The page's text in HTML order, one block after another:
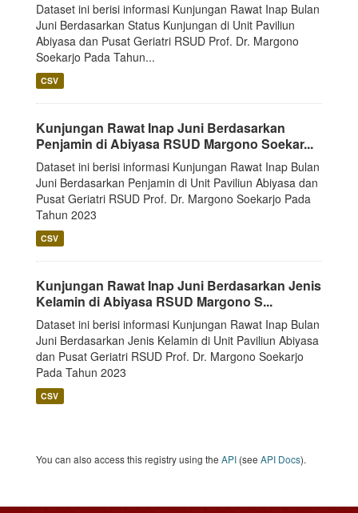
Dataset ini berisi informasi Kunjungan Rawat Inap Bulan
Juni Berdasarkan Status Kunjungan di Unit Paviliun
Abiyasa dan Pusat Geriatri RSUD Prof. Dr. Margono
Soekarjo Pada Tahun...
CSV
Kunjungan Rawat Inap Juni Berdasarkan
Penjamin di Abiyasa RSUD Margono Soekar...
Dataset ini berisi informasi Kunjungan Rawat Inap Bulan
Juni Berdasarkan Penjamin di Unit Paviliun Abiyasa dan
Pusat Geriatri RSUD Prof. Dr. Margono Soekarjo Pada
Tahun 2023
CSV
Kunjungan Rawat Inap Juni Berdasarkan Jenis
Kelamin di Abiyasa RSUD Margono S...
Dataset ini berisi informasi Kunjungan Rawat Inap Bulan
Juni Berdasarkan Jenis Kelamin di Unit Paviliun Abiyasa
dan Pusat Geriatri RSUD Prof. Dr. Margono Soekarjo
Pada Tahun 2023
CSV
You can also access this registry using the API (see API Docs).